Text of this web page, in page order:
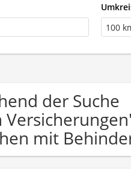
100
der Suche
mit